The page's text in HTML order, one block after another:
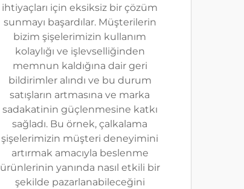
ihtiyaçları için eksiksiz bir çözüm
sunmayı başardılar. Müşterilerin
bizim şişelerimizin kullanım
kolaylığı ve işlevselliğinden
memnun kaldığına dair geri
bildirimler alındı ve bu durum
satışların artmasına ve marka
sadakatinin güçlenmesine katkı
sağladı. Bu örnek, çalkalama
şişelerimizin müşteri deneyimini
artırmak amacıyla beslenme
ürünlerinin yanında nasıl etkili bir
şekilde pazarlanabileceğini